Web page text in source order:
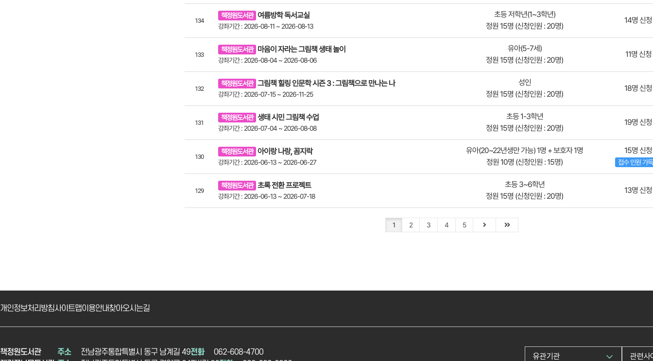
134
책정원도서관 여름방학 독서교실
강좌기간 : 2026-08-11 ~ 2026-08-13
초등 저학년(1~3학년)
정원 15명 (신청인원 : 20명)
14명 신청
133
책정원도서관 마음이 자라는 그림책 생태 놀이
강좌기간 : 2026-08-04 ~ 2026-08-06
유아(5-7세)
정원 15명 (신청인원 : 20명)
11명 신청
132
책정원도서관 그림책 힐링 인문학 시즌 3 : 그림책으로 만나는 나
강좌기간 : 2026-07-15 ~ 2026-11-25
성인
정원 15명 (신청인원 : 20명)
18명 신청
131
책정원도서관 생태 시민 그림책 수업
강좌기간 : 2026-07-04 ~ 2026-08-08
초등 1-3학년
정원 15명 (신청인원 : 20명)
19명 신청
130
책정원도서관 아이랑 나랑, 꼼지락
강좌기간 : 2026-06-13 ~ 2026-06-27
유아(20~22년생만 가능) 1명 + 보호자 1명
정원 10명 (신청인원 : 15명)
15명 신청
접수 인원 가
129
책정원도서관 초록 전환 프로젝트
강좌기간 : 2026-06-13 ~ 2026-07-18
초등 3~6학년
정원 15명 (신청인원 : 20명)
13명 신청
1 2 3 4 5
개인정보처리방침사이트맵이용안내찾아오시는길
책정원도서관 주소 전남광주통합특별시 동구 남계길 49전화
062-608-4700
유관기관 관련사